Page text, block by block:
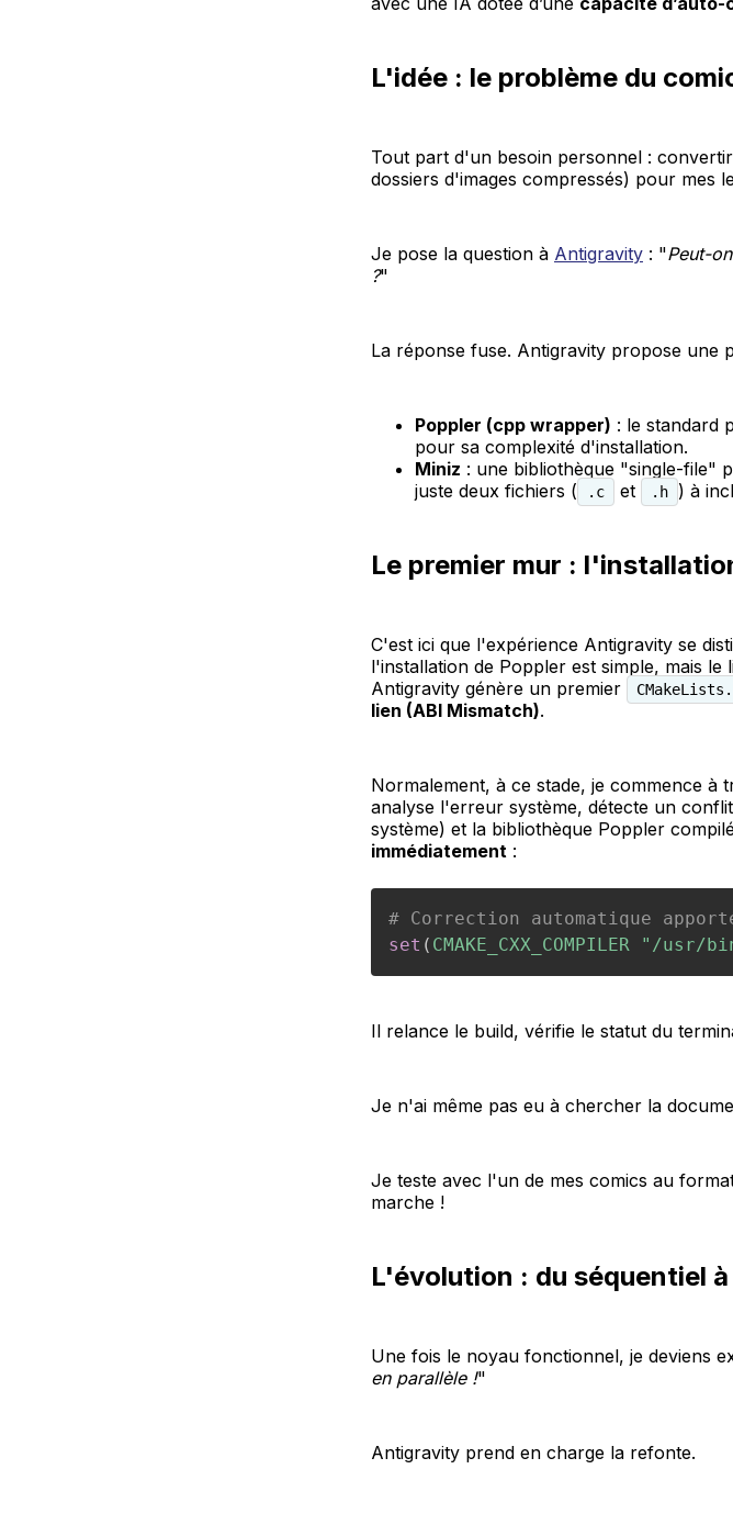
L'idée : le problème du
Tout part d'un besoin personnel :
dossiers d'images compressés) pour mes
Je pose la question à Antigravity : "Peut-
?"
La réponse fuse. Antigravity propose une
Poppler (cpp wrapper) : le standard
pour sa complexité d'installation.
Miniz : une bibliothèque "single-file"
juste deux fichiers (
.c et .h ) à
Le premier mur :
C'est ici que l'expérience Antigravity se
l'installation de Poppler est simple, mais
Antigravity génère un premier
lien (ABI Mismatch).
Normalement, à ce stade, je commence
analyse l'erreur système, détecte un
système) et la bibliothèque Poppler
immédiatement :
# Correction automatique
set ( CMAKE_CXX_COMPILER "/usr/
Il relance le build, vérifie le statut du
Je n'ai même pas eu à chercher la
Je teste avec l'un de mes comics au
marche !
L'évolution : du séquentiel
Une fois le noyau fonctionnel, je deviens
en parallèle !"
Antigravity prend en charge la refonte.